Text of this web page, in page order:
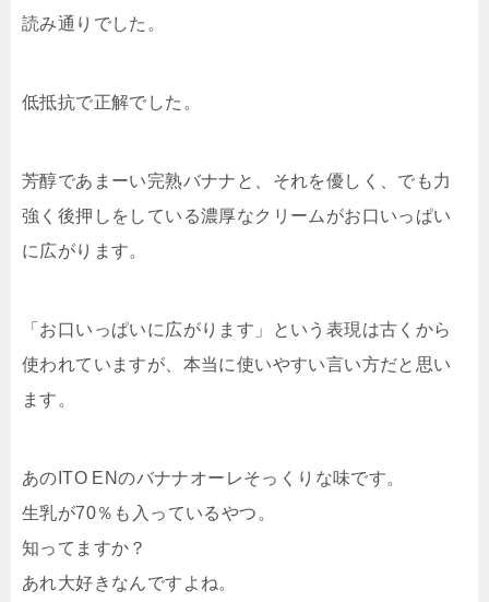
読み通りでした。
低抵抗で正解でした。
芳醇であまーい完熟バナナと、それを優しく、でも力
強く後押しをしている濃厚なクリームがお口いっぱい
に広がります。
「お口いっぱいに広がります」という表現は古くから
使われていますが、本当に使いやすい言い方だと思い
ます。
あのITO ENのバナナオーレそっくりな味です。
生乳が70％も入っているやつ。
知ってますか？
あれ大好きなんですよね。